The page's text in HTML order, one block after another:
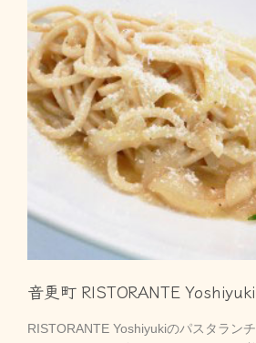
音更町 RISTORANTE
RISTORANTE Yoshiyukiのパスタラン